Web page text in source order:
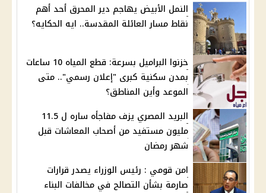
النمل الأبيض يهاجم دير المحرق أحد أهم
نقاط مسار العائلة المقدسة.. ايه الحكايه؟
خزنوا البراميل بسرعة: قطع المياه 10 ساعات
بمدن سكنية كبرى "إعلان رسمي".. متى
الموعد وأين المناطق؟
البريد المصري يزف مفاجأه ساره ل 11.5
مليون مستفيد من أصحاب المعاشات قبل
شهر رمضان
امن قومي : رئيس الوزراء يصدر قرارات
صارمة بشأن التصالح في مخالفات البناء